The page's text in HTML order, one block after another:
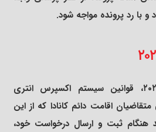
با رد پرونده مواجه شود.
از تاریخ ۲۱ آگوست ۲۰۲۵، قوانین سیستم اکسپرس انتری
اقامت دائم کانادا که از این
هنگام ثبت و ارسال درخواست خود،